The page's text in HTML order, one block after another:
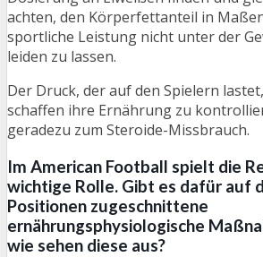
achten, den Körperfettanteil in
sportliche Leistung nicht unter der
leiden zu lassen.
Der Druck, der auf den Spielern
schaffen ihre Ernährung zu
geradezu zum Steroide-Missbrauch.
Im American Football spielt die
wichtige Rolle. Gibt es dafür auf
Positionen zugeschnittene
ernährungsphysiologische
wie sehen diese aus?